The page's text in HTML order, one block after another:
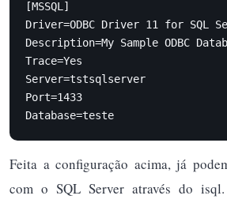
[MSSQL]
Driver=ODBC Driver 11 for SQL
Description=My Sample ODBC
Trace=Yes
Server=tstsqlserver
Port=1433
Database=teste
Feita a configuração acima, já
com o SQL Server através do